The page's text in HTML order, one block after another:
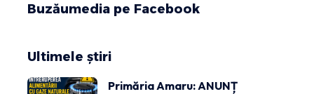
Buzăumedia pe Facebook
Ultimele știri
Primăria Amaru: ANUNȚ